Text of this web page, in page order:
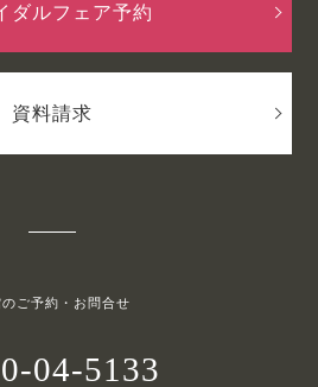
ダルフェア予約
資料請求
ご予約・お問合せ
04-5133